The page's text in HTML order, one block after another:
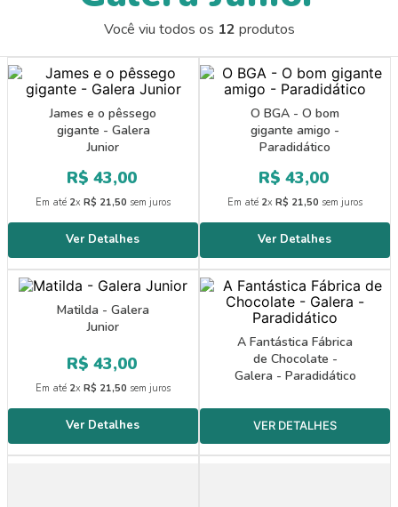
Você viu todos os 12 produtos
James e o pêssego
gigante - Galera
Junior
R$ 43,00
Em até 2x R$ 21,50 sem juros
O BGA - O bom
gigante amigo -
Paradidático
R$ 43,00
Em até 2x R$ 21,50 sem juros
Matilda - Galera
Junior
R$ 43,00
Em até 2x R$ 21,50 sem juros
A Fantástica Fábrica
de Chocolate -
Galera - Paradidático